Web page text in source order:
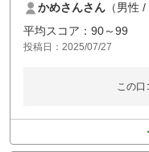
かめさんさん （男性
平均スコア：90～99
投稿日：2025/07/27
この口